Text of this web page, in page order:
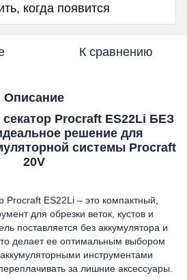
когда появится
К сравнению
Описание
Procraft ES22Li БЕЗ
решение для
системы Procraft
20V
Procraft ES22Li – это компактный,
для обрезки веток, кустов и
поставляется без аккумулятора и
делает ее оптимальным выбором
аккумуляторными инструментами
за лишние аксессуары.